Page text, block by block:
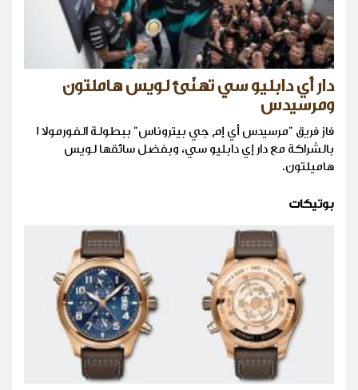
دار أي دابليو سي تهنّئ لويس هاملتون
ومرسيدس
فاز فريق "مرسيدس أي إم جي بيتروناس" ببطولة الفورمولا 1
بالشراكة مع دار إي دابليو سي، وبفضل سائقها لويس
هاميلتون.
بوتيكات